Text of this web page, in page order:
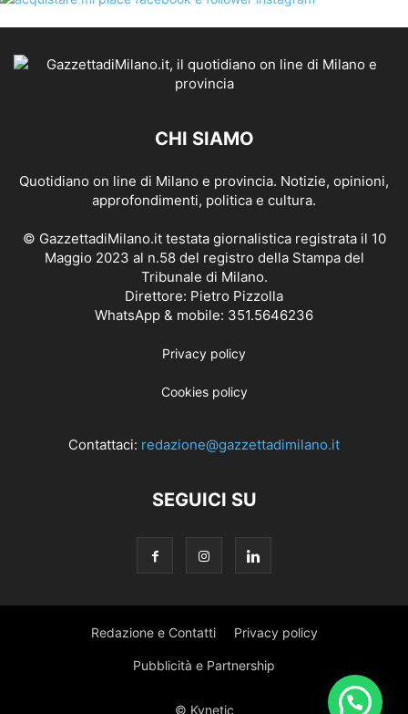
CHI SIAMO
Quotidiano on line di Milano e provincia. Notizie, opinioni,
approfondimenti, politica e cultura.
© GazzettadiMilano.it testata giornalistica registrata il 10
Maggio 2023 al n.58 del registro della Stampa del
Tribunale di Milano.
Direttore: Pietro Pizzolla
WhatsApp & mobile: 351.5646236
Privacy policy
Cookies policy
Contattaci: redazione@gazzettadimilano.it
SEGUICI SU
Redazione e Contatti Privacy policy
Pubblicità e Partnership
© Kynetic